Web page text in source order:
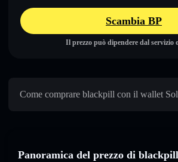
Scambia BP
Il prezzo può dipendere dal servizio
Come comprare blackpill con il wallet
Panoramica del prezzo di